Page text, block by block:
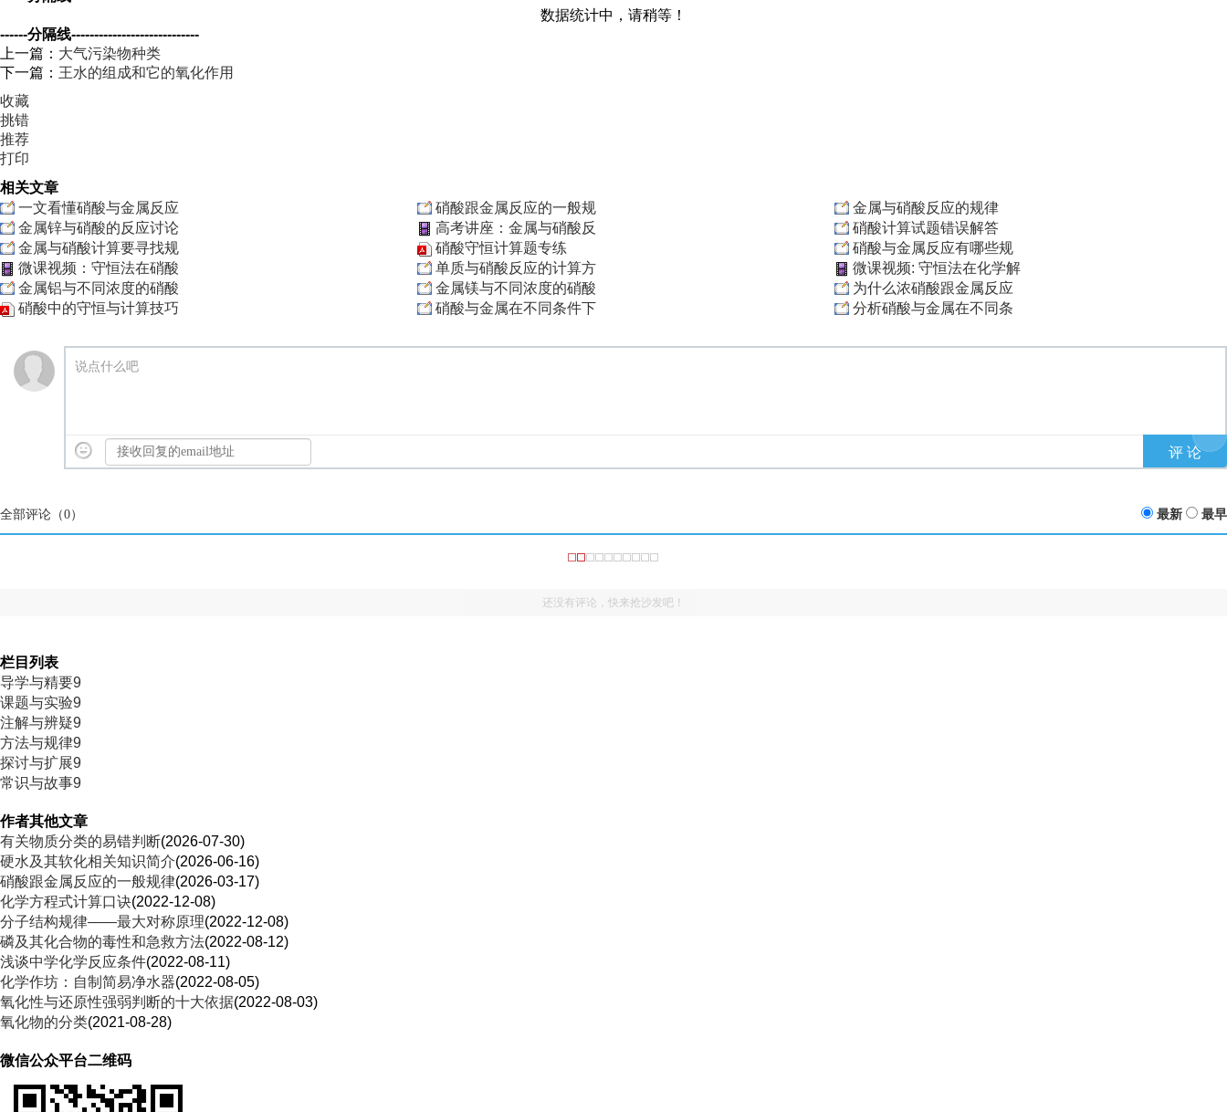
数据统计中，请稍等！
------分隔线----------------------------
上一篇： 大气污染物种类
下一篇： 王水的组成和它的氧化作用
收藏
挑错
推荐
打印
相关文章
一文看懂硝酸与金属反应
硝酸跟金属反应的一般规
金属与硝酸反应的规律
金属锌与硝酸的反应讨论
高考讲座：金属与硝酸反
硝酸计算试题错误解答
金属与硝酸计算要寻找规
硝酸守恒计算题专练
硝酸与金属反应有哪些规
微课视频：守恒法在硝酸
单质与硝酸反应的计算方
微课视频: 守恒法在化学解
金属铝与不同浓度的硝酸
金属镁与不同浓度的硝酸
为什么浓硝酸跟金属反应
硝酸中的守恒与计算技巧
硝酸与金属在不同条件下 分析硝酸与金属在不同条
说点什么吧
全部评论（0） 最新 最早
还没有评论，快来抢沙发吧！
栏目列表
导学与精要9
课题与实验9
注解与辨疑9
方法与规律9
探讨与扩展9
常识与故事9
作者其他文章
有关物质分类的易错判断(2026-07-30)
硬水及其软化相关知识简介(2026-06-16)
硝酸跟金属反应的一般规律(2026-03-17)
化学方程式计算口诀(2022-12-08)
分子结构规律——最大对称原理(2022-12-08)
磷及其化合物的毒性和急救方法(2022-08-12)
浅谈中学化学反应条件(2022-08-11)
化学作坊：自制简易净水器(2022-08-05)
氧化性与还原性强弱判断的十大依据(2022-08-03)
氧化物的分类(2021-08-28)
微信公众平台二维码